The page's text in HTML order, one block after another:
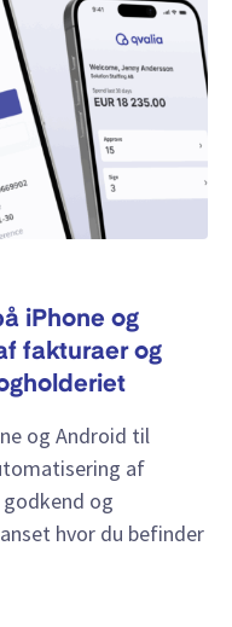
iPhone og
fakturaer og
og Android til
af
og
hvor du befinder